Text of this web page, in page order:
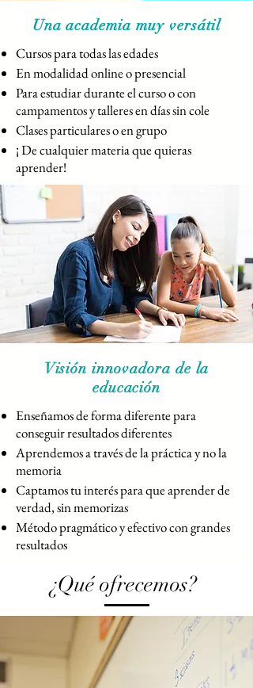
Una academia muy versátil
Cursos para todas las edades
En modalidad online o presencial
Para estudiar durante el curso o con
campamentos y talleres en días sin cole
Clases particulares o en grupo
¡ De cualquier materia que quieras
aprender!
Visión innovadora de la
educación
Enseñamos de forma diferente para
conseguir resultados diferentes
Aprendemos a través de la práctica y no la
memoria
Captamos tu interés para que aprender de
verdad, sin memorizas
Método pragmático y efectivo con grandes
resultados
¿Qué ofrecemos?